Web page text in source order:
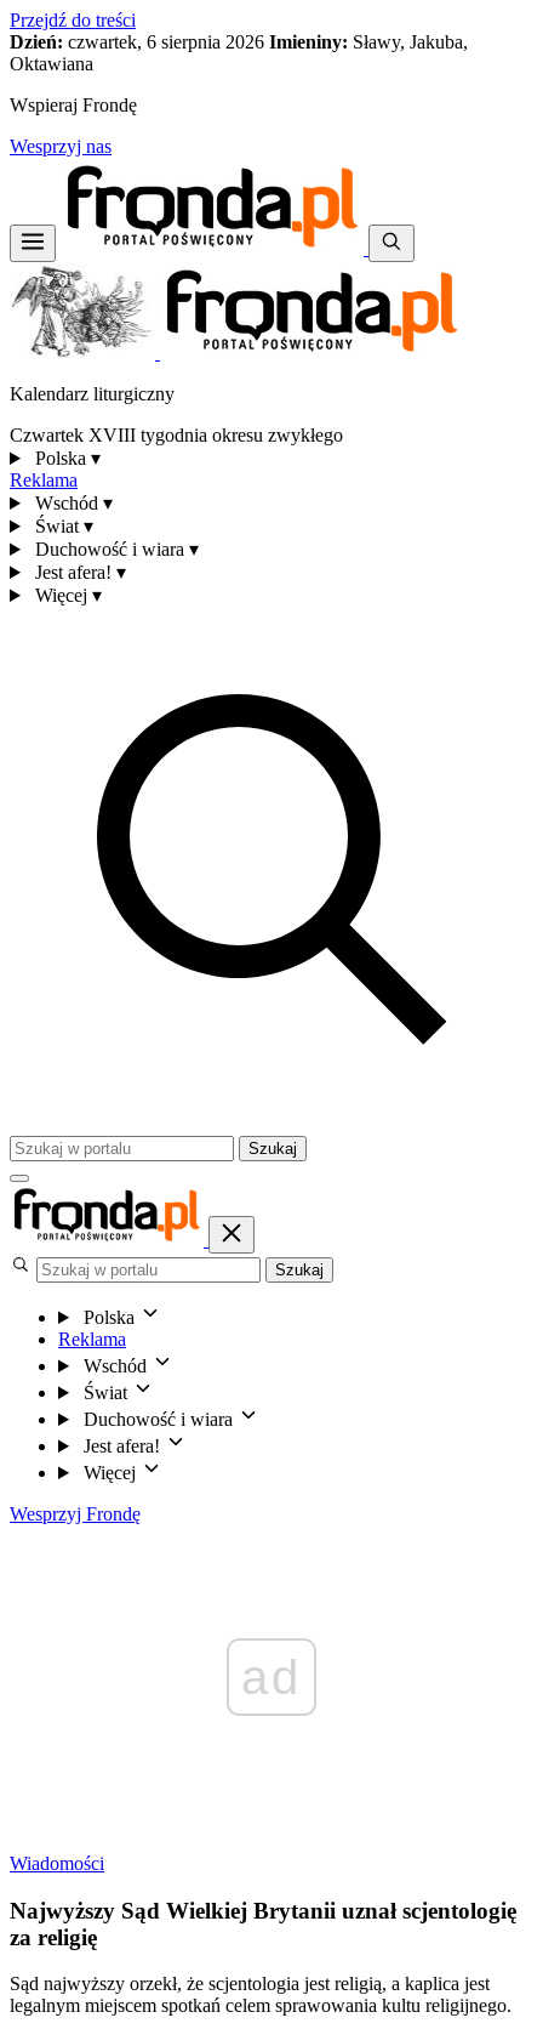
Przejdź do treści
Dzień: czwartek, 6 sierpnia 2026 Imieniny: Sławy, Jakuba,
Oktawiana
Wspieraj Frondę
Wesprzyj nas
Kalendarz liturgiczny
Czwartek XVIII tygodnia okresu zwykłego
Polska ▾
Reklama
Wschód ▾
Świat ▾
Duchowość i wiara ▾
Jest afera! ▾
Więcej ▾
Szukaj
Szukaj
Polska
Reklama
Wschód
Świat
Duchowość i wiara
Jest afera!
Więcej
Wesprzyj Frondę
ad
Wiadomości
Najwyższy Sąd Wielkiej Brytanii uznał scjentologię
za religię
Sąd najwyższy orzekł, że scjentologia jest religią, a kaplica jest
legalnym miejscem spotkań celem sprawowania kultu religijnego.